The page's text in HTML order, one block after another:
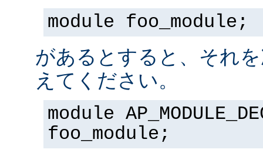
module foo_module;
があるとすると、それ
えてください。
module
foo_module;